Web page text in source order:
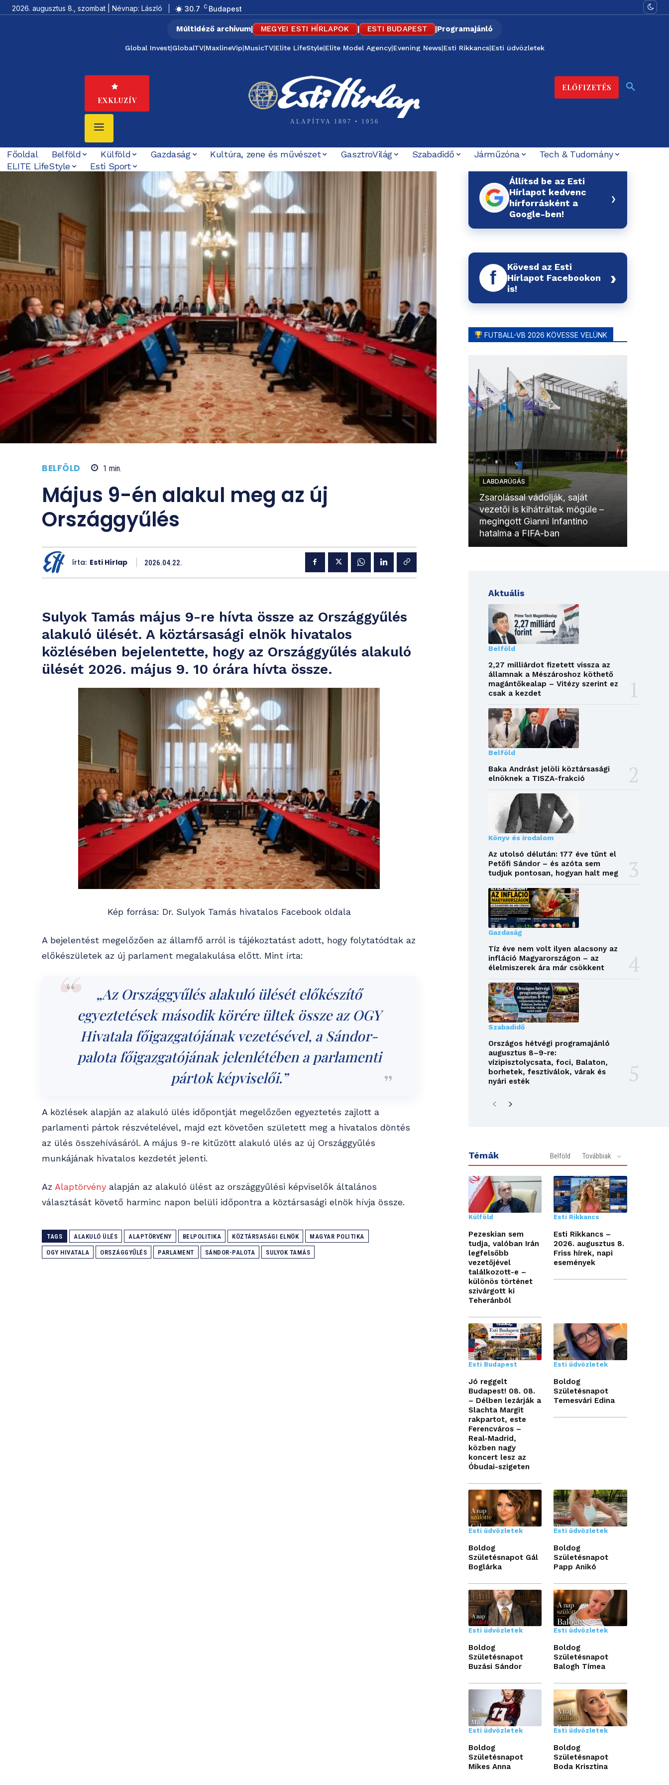
2026. augusztus 8., szombat | Névnap: László 30.7 C Budapest
Múltidéző archívum| MEGYEI ESTI HÍRLAPOK | ESTI BUDAPEST |Programajánló
Global Invest|GlobalTV|MaxlineVip|MusicTV|Elite LifeStyle|Elite Model Agency|Evening News|Esti Rikkancs|Esti üdvözletek
EXKLUZÍV
ALAPÍTVA 1897 • 1956
ELŐFIZETÉS
Főoldal Belföld Külföld Gazdaság Kultúra, zene és művészet GasztroVilág Szabadidő Járműzóna
Tech & Tudomány
ELITE LifeStyle
Esti Sport
BELFÖLD 1 min.
Május 9-én alakul meg az új
Országgyűlés
írta: Esti Hírlap 2026.04.22.
Sulyok Tamás május 9-re hívta össze az Országgyűlés
alakuló ülését. A köztársasági elnök hivatalos
közlésében bejelentette, hogy az Országgyűlés alakuló
ülését 2026. május 9. 10 órára hívta össze.
Kép forrása: Dr. Sulyok Tamás hivatalos Facebook oldala
A bejelentést megelőzően az államfő arról is tájékoztatást adott, hogy folytatódtak az
előkészületek az új parlament megalakulása előtt. Mint írta:
„Az Országgyűlés alakuló ülését előkészítő
egyeztetések második körére ültek össze az OGY
Hivatala főigazgatójának vezetésével, a Sándor-
palota főigazgatójának jelenlétében a parlamenti
pártok képviselői.”
A közlések alapján az alakuló ülés időpontját megelőzően egyeztetés zajlott a
parlamenti pártok részvételével, majd ezt követően született meg a hivatalos döntés
az ülés összehívásáról. A május 9-re kitűzött alakuló ülés az új Országgyűlés
munkájának hivatalos kezdetét jelenti.
Az Alaptörvény alapján az alakuló ülést az országgyűlési képviselők általános
választását követő harminc napon belüli időpontra a köztársasági elnök hívja össze.
TAGS ALAKULÓ ÜLÉS ALAPTÖRVÉNY BELPOLITIKA KÖZTÁRSASÁGI ELNÖK MAGYAR POLITIKA
OGY HIVATALA ORSZÁGGYŰLÉS PARLAMENT SÁNDOR-PALOTA SULYOK TAMÁS
Állítsd be az Esti
Hírlapot kedvenc
hírforrásként a
Google-ben!
›
f
Kövesd az Esti
Hírlapot Facebookon
is!
›
FUTBALL-VB 2026 KÖVESSE VELÜNK
LABDARÚGÁS
Zsarolással vádolják, saját
vezetői is kihátráltak mögüle –
megingott Gianni Infantino
hatalma a FIFA-ban
Aktuális
Belföld
2,27 milliárdot fizetett vissza az
államnak a Mészároshoz köthető
magántőkealap – Vitézy szerint ez
csak a kezdet
Belföld
Baka Andrást jelöli köztársasági
elnöknek a TISZA-frakció
Könyv és irodalom
Az utolsó délután: 177 éve tűnt el
Petőfi Sándor – és azóta sem
tudjuk pontosan, hogyan halt meg
Gazdaság
Tíz éve nem volt ilyen alacsony az
infláció Magyarországon – az
élelmiszerek ára már csökkent
Szabadidő
Országos hétvégi programajánló
augusztus 8–9-re:
vízipisztolycsata, foci, Balaton,
borhetek, fesztiválok, várak és
nyári esték
Témák Belföld Továbbiak
Külföld
Pezeskian sem
tudja, valóban Irán
legfelsőbb
vezetőjével
találkozott-e –
különös történet
szivárgott ki
Teheránból
Esti Rikkancs
Esti Rikkancs –
2026. augusztus 8.
Friss hírek, napi
események
Esti Budapest
Jó reggelt
Budapest! 08. 08.
– Délben lezárják a
Slachta Margit
rakpartot, este
Ferencváros –
Real-Madrid,
közben nagy
koncert lesz az
Óbudai-szigeten
Esti üdvözletek
Boldog
Születésnapot
Temesvári Edina
Esti üdvözletek
Boldog
Születésnapot Gál
Boglárka
Esti üdvözletek
Boldog
Születésnapot
Papp Anikó
Esti üdvözletek
Boldog
Születésnapot
Buzási Sándor
Esti üdvözletek
Boldog
Születésnapot
Balogh Tímea
Esti üdvözletek
Boldog
Születésnapot
Mikes Anna
Esti üdvözletek
Boldog
Születésnapot
Boda Krisztina